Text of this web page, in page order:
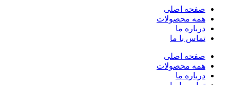
صفحه اصلی
همه محصولات
درباره ما
تماس با ما
صفحه اصلی
همه محصولات
درباره ما